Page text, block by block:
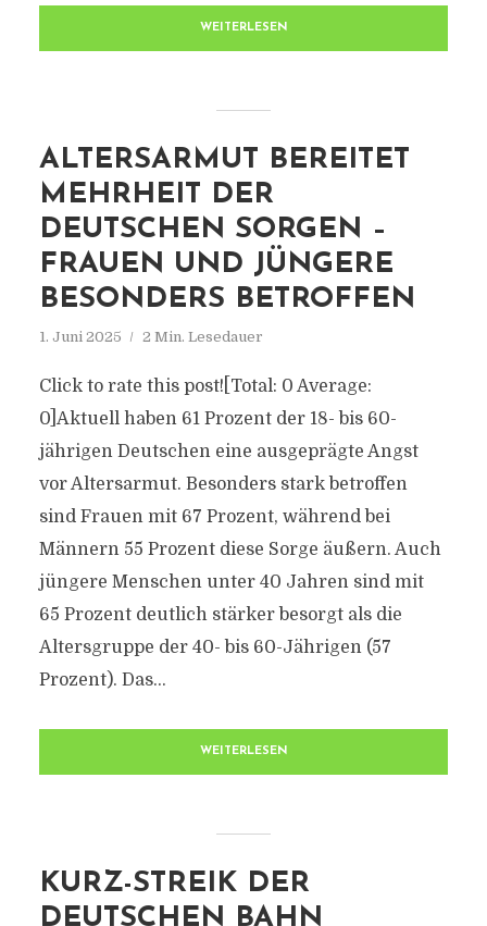
WEITERLESEN
ALTERSARMUT BEREITET
MEHRHEIT DER
DEUTSCHEN SORGEN –
FRAUEN UND JÜNGERE
BESONDERS BETROFFEN
1. Juni 2025 2 Min. Lesedauer
Click to rate this post![Total: 0 Average:
0]Aktuell haben 61 Prozent der 18- bis 60-
jährigen Deutschen eine ausgeprägte Angst
vor Altersarmut. Besonders stark betroffen
sind Frauen mit 67 Prozent, während bei
Männern 55 Prozent diese Sorge äußern. Auch
jüngere Menschen unter 40 Jahren sind mit
65 Prozent deutlich stärker besorgt als die
Altersgruppe der 40- bis 60-Jährigen (57
Prozent). Das...
WEITERLESEN
KURZ-STREIK DER
DEUTSCHEN BAHN